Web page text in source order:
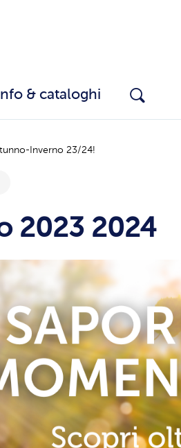
& cataloghi
Inverno 23/24!
2023 2024